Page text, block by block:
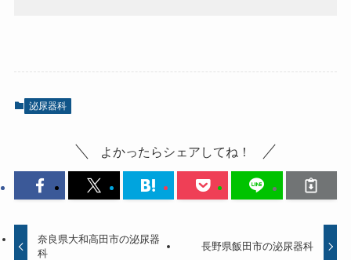
泌尿器科
よかったらシェアしてね！
奈良県大和高田市の泌尿器
科
長野県飯田市の泌尿器科